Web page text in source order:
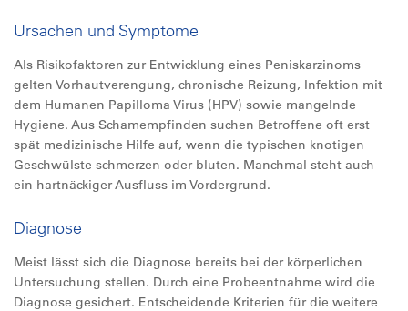
Ursachen und Symptome
Als Risikofaktoren zur Entwicklung eines Peniskarzinoms
gelten Vorhautverengung, chronische Reizung, Infektion mit
dem Humanen Papilloma Virus (HPV) sowie mangelnde
Hygiene. Aus Schamempfinden suchen Betroffene oft erst
spät medizinische Hilfe auf, wenn die typischen knotigen
Geschwülste schmerzen oder bluten. Manchmal steht auch
ein hartnäckiger Ausfluss im Vordergrund.
Diagnose
Meist lässt sich die Diagnose bereits bei der körperlichen
Untersuchung stellen. Durch eine Probeentnahme wird die
Diagnose gesichert. Entscheidende Kriterien für die weitere